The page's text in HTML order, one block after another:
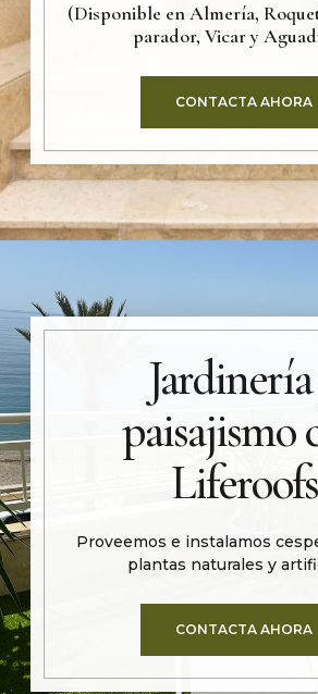
(Disponible en Almería,
parador, Vicar y
CONTACTA AHORA
paisajismo
Liferoofs
Proveemos e instalamos
plantas naturales y
CONTACTA AHORA